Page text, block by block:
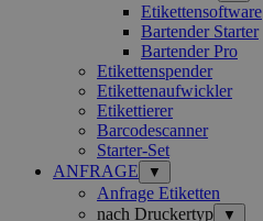
Etikettensoftware
Bartender Starter
Bartender Pro
Etikettenspender
Etikettenaufwickler
Etikettierer
Barcodescanner
Starter-Set
ANFRAGE
▼
Anfrage Etiketten
nach Druckertyp
▼